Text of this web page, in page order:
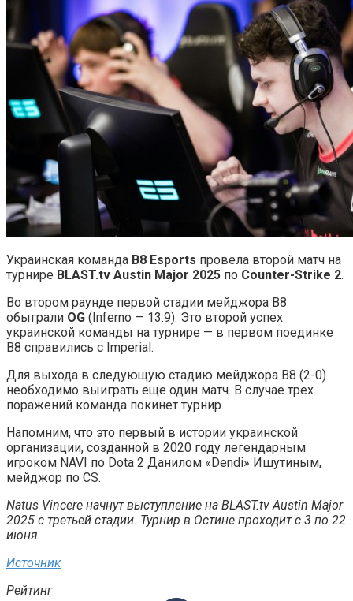
Украинская команда B8 Esports провела второй матч на
турнире BLAST.tv Austin Major 2025 по Counter-Strike 2.
Во втором раунде первой стадии мейджора B8
обыграли OG (Inferno — 13:9). Это второй успех
украинской команды на турнире — в первом поединке
B8 справились с Imperial.
Для выхода в следующую стадию мейджора B8 (2-0)
необходимо выиграть еще один матч. В случае трех
поражений команда покинет турнир.
Напомним, что это первый в истории украинской
организации, созданной в 2020 году легендарным
игроком NAVI по Dota 2 Данилом «Dendi» Ишутиным,
мейджор по CS.
Natus Vincere начнут выступление на BLAST.tv Austin Major
2025 с третьей стадии. Турнир в Остине проходит с 3 по 22
июня.
Источник
Рейтинг